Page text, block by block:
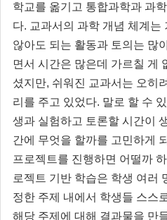
학교를 옮기고 통합과학과 과
다. 교과서의 과학 개념 체계는
않아도 되는 활동과 토의는 많
면서 시간은 많은데 가르칠 게
셨지만, 쉬워진 교과서는 오히
리를 주고 있었다. 말로 할 수
생과 실험하고 토론할 시간이
간에 무엇을 할까를 고민하게
프로젝트를 진행하면 어떨까
로젝트 기반 학습은 학생 여러
정한 주제 내에서 학생들 스스
해당 주제에 대해 결과물을 만